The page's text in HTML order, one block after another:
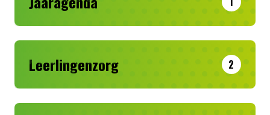
Leerlingenzorg 2